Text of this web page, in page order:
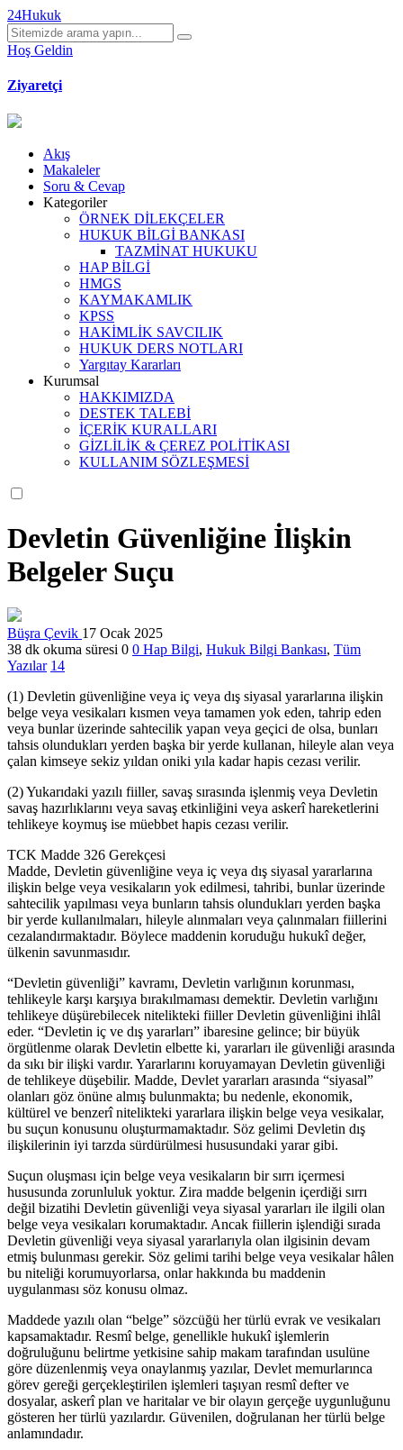
24Hukuk
Hoş Geldin
Ziyaretçi
Akış
Makaleler
Soru & Cevap
Kategoriler
ÖRNEK DİLEKÇELER
HUKUK BİLGİ BANKASI
TAZMİNAT HUKUKU
HAP BİLGİ
HMGS
KAYMAKAMLIK
KPSS
HAKİMLİK SAVCILIK
HUKUK DERS NOTLARI
Yargıtay Kararları
Kurumsal
HAKKIMIZDA
DESTEK TALEBİ
İÇERİK KURALLARI
GİZLİLİK & ÇEREZ POLİTİKASI
KULLANIM SÖZLEŞMESİ
Devletin Güvenliğine İlişkin
Belgeler Suçu
Büşra Çevik 17 Ocak 2025
38 dk okuma süresi 0 0 Hap Bilgi, Hukuk Bilgi Bankası, Tüm
Yazılar 14
(1) Devletin güvenliğine veya iç veya dış siyasal yararlarına ilişkin
belge veya vesikaları kısmen veya tamamen yok eden, tahrip eden
veya bunlar üzerinde sahtecilik yapan veya geçici de olsa, bunları
tahsis olundukları yerden başka bir yerde kullanan, hileyle alan veya
çalan kimseye sekiz yıldan oniki yıla kadar hapis cezası verilir.
(2) Yukarıdaki yazılı fiiller, savaş sırasında işlenmiş veya Devletin
savaş hazırlıklarını veya savaş etkinliğini veya askerî hareketlerini
tehlikeye koymuş ise müebbet hapis cezası verilir.
TCK Madde 326 Gerekçesi
Madde, Devletin güvenliğine veya iç veya dış siyasal yararlarına
ilişkin belge veya vesikaların yok edilmesi, tahribi, bunlar üzerinde
sahtecilik yapılması veya bunların tahsis olundukları yerden başka
bir yerde kullanılmaları, hileyle alınmaları veya çalınmaları fiillerini
cezalandırmaktadır. Böylece maddenin koruduğu hukukî değer,
ülkenin savunmasıdır.
“Devletin güvenliği” kavramı, Devletin varlığının korunması,
tehlikeyle karşı karşıya bırakılmaması demektir. Devletin varlığını
tehlikeye düşürebilecek nitelikteki fiiller Devletin güvenliğini ihlâl
eder. “Devletin iç ve dış yararları” ibaresine gelince; bir büyük
örgütlenme olarak Devletin elbette ki, yararları ile güvenliği arasında
da sıkı bir ilişki vardır. Yararlarını koruyamayan Devletin güvenliği
de tehlikeye düşebilir. Madde, Devlet yararları arasında “siyasal”
olanları göz önüne almış bulunmakta; bu nedenle, ekonomik,
kültürel ve benzerî nitelikteki yararlara ilişkin belge veya vesikalar,
bu suçun konusunu oluşturmamaktadır. Söz gelimi Devletin dış
ilişkilerinin iyi tarzda sürdürülmesi hususundaki yarar gibi.
Suçun oluşması için belge veya vesikaların bir sırrı içermesi
hususunda zorunluluk yoktur. Zira madde belgenin içerdiği sırrı
değil bizatihi Devletin güvenliği veya siyasal yararları ile ilgili olan
belge veya vesikaları korumaktadır. Ancak fiillerin işlendiği sırada
Devletin güvenliği veya siyasal yararlarıyla olan ilgisinin devam
etmiş bulunması gerekir. Söz gelimi tarihi belge veya vesikalar hâlen
bu niteliği korumuyorlarsa, onlar hakkında bu maddenin
uygulanması söz konusu olmaz.
Maddede yazılı olan “belge” sözcüğü her türlü evrak ve vesikaları
kapsamaktadır. Resmî belge, genellikle hukukî işlemlerin
doğruluğunu belirtme yetkisine sahip makam tarafından usulüne
göre düzenlenmiş veya onaylanmış yazılar, Devlet memurlarınca
görev gereği gerçekleştirilen işlemleri taşıyan resmî defter ve
dosyalar, askerî plan ve haritalar ve bir olayın gerçeğe uygunluğunu
gösteren her türlü yazılardır. Güvenilen, doğrulanan her türlü belge
anlamındadır.